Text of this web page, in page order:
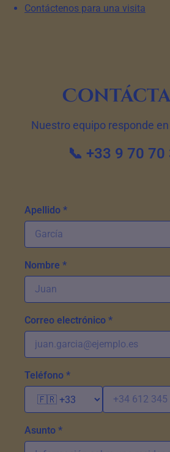
Contáctenos para una visita
Nuestro equipo responde
📞 +33 9 70 70
Apellido *
Nombre *
Correo electrónico *
Teléfono *
Asunto *